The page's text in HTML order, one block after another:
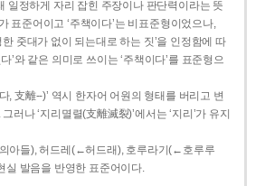
일정하게 자리 잡힌 주장이나 판단력이라는 뜻
표준어이고 ‘주책이다’는 비표준형이었으나,
한 줏대가 없이 되는대로 하는 짓’을 인정함에 따
’와 같은 의미로 쓰이는 ‘주책이다’를 표준형으
支離--)’ 역시 한자어 어원의 형태를 버리고 변
러나 ‘지리멸렬(支離滅裂)’에서는 ‘지리’가 유지
아들), 허드레(←허드래), 호루라기(←호루루
실 발음을 반영한 표준어이다.